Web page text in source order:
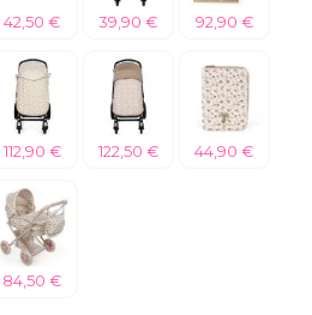
42,50 € 39,90 € 92,90 €
112,90 € 122,50 € 44,90 €
84,50 €